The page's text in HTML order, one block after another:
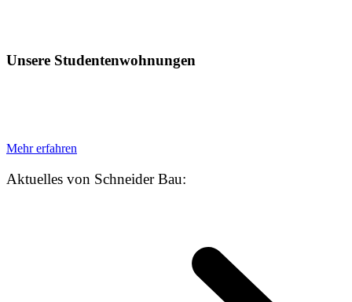
Unsere Studentenwohnungen
Mehr erfahren
Aktuelles von Schneider Bau: